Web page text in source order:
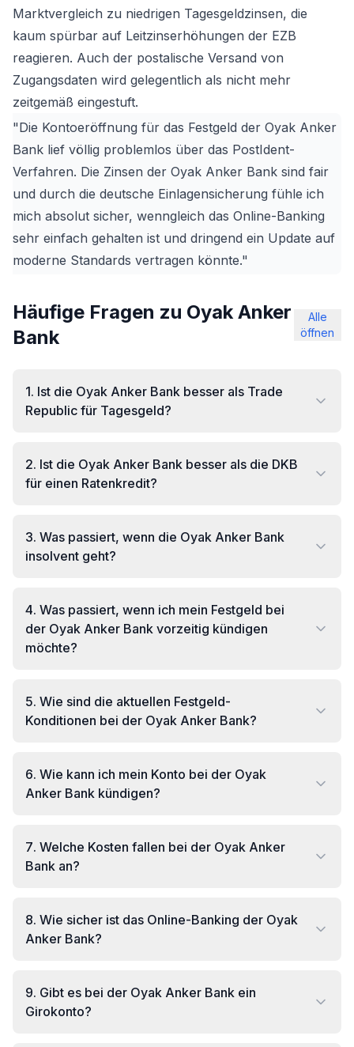
Marktvergleich zu niedrigen Tagesgeldzinsen, die
kaum spürbar auf Leitzinserhöhungen der EZB
reagieren. Auch der postalische Versand von
Zugangsdaten wird gelegentlich als nicht mehr
zeitgemäß eingestuft.
"Die Kontoeröffnung für das Festgeld der Oyak Anker
Bank lief völlig problemlos über das PostIdent-
Verfahren. Die Zinsen der Oyak Anker Bank sind fair
und durch die deutsche Einlagensicherung fühle ich
mich absolut sicher, wenngleich das Online-Banking
sehr einfach gehalten ist und dringend ein Update auf
moderne Standards vertragen könnte."
Häufige Fragen zu Oyak Anker
Bank
Alle
öffnen
1. Ist die Oyak Anker Bank besser als Trade
Republic für Tagesgeld?
2. Ist die Oyak Anker Bank besser als die DKB
für einen Ratenkredit?
3. Was passiert, wenn die Oyak Anker Bank
insolvent geht?
4. Was passiert, wenn ich mein Festgeld bei
der Oyak Anker Bank vorzeitig kündigen
möchte?
5. Wie sind die aktuellen Festgeld-
Konditionen bei der Oyak Anker Bank?
6. Wie kann ich mein Konto bei der Oyak
Anker Bank kündigen?
7. Welche Kosten fallen bei der Oyak Anker
Bank an?
8. Wie sicher ist das Online-Banking der Oyak
Anker Bank?
9. Gibt es bei der Oyak Anker Bank ein
Girokonto?